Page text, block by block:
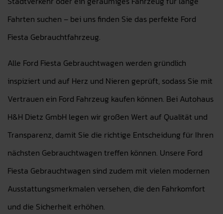
Fahrten suchen – bei uns finden Sie das perfekte Ford
Fiesta Gebrauchtfahrzeug.
Alle Ford Fiesta Gebrauchtwagen werden gründlich
inspiziert und auf Herz und Nieren geprüft, sodass Sie mit
Vertrauen ein Ford Fahrzeug kaufen können. Bei Autohaus
H&H Dietz GmbH legen wir großen Wert auf Qualität und
Transparenz, damit Sie die richtige Entscheidung für Ihren
nächsten Gebrauchtwagen treffen können. Unsere Ford
Fiesta Gebrauchtwagen sind zudem mit vielen modernen
Ausstattungsmerkmalen versehen, die den Fahrkomfort
und die Sicherheit erhöhen.